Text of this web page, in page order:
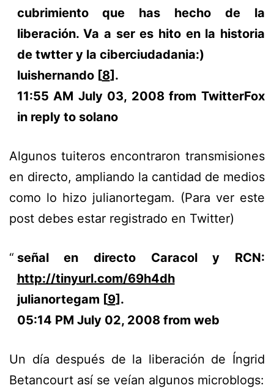
cubrimiento que has hecho de la
liberación. Va a ser es hito en la historia
de twtter y la ciberciudadania:)
luishernando [8].
11:55 AM July 03, 2008 from TwitterFox
in reply to solano
Algunos tuiteros encontraron transmisiones
en directo, ampliando la cantidad de medios
como lo hizo julianortegam. (Para ver este
post debes estar registrado en Twitter)
señal en directo Caracol y RCN:
http://tinyurl.com/69h4dh
julianortegam [9].
05:14 PM July 02, 2008 from web
Un día después de la liberación de Íngrid
Betancourt así se veían algunos microblogs: